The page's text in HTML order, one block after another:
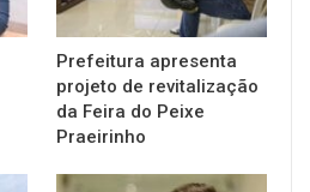
Prefeitura apresenta
projeto de revitalização
da Feira do Peixe
Praeirinho